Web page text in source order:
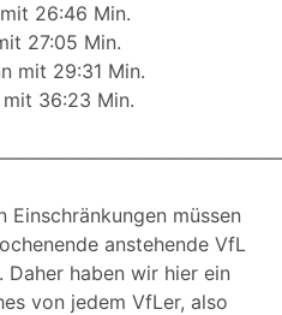
26:46 Min.
27:05 Min.
mit 29:31 Min.
36:23 Min.
müssen
anstehende VfL
Daher haben wir hier ein
von jedem VfLer, also